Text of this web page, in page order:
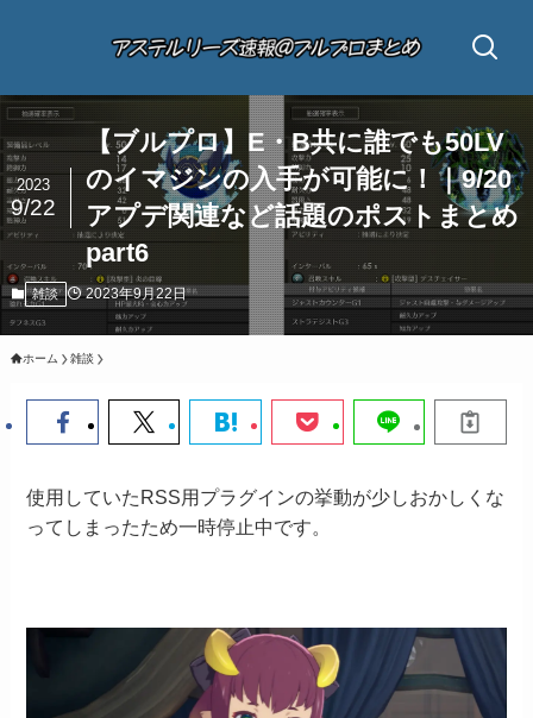
【ブルプロ】E・B共に誰でも50LV
のイマジンの入手が可能に！｜9/20
アプデ関連など話題のポストまとめ
part6
2023
9/22
雑談 2023年9月22日
ホーム 雑談
使用していたRSS用プラグインの挙動が少しおかしくな
ってしまったため一時停止中です。